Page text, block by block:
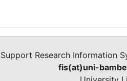
Support Research Information
fis(at)uni-